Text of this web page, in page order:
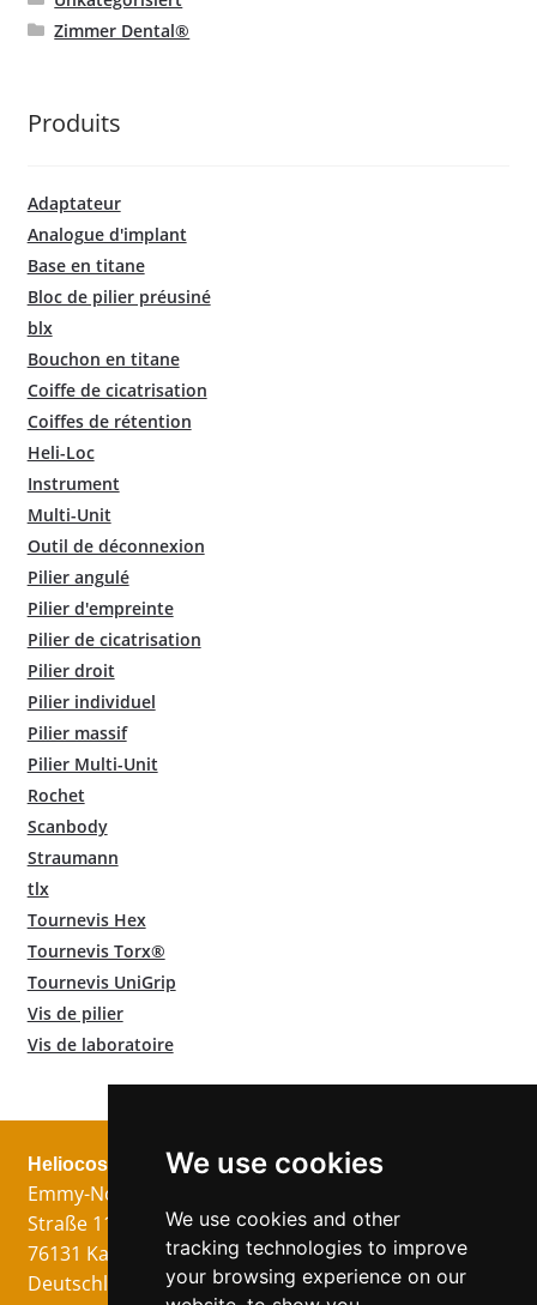
We use cookies
We use cookies and other
tracking technologies to improve
your browsing experience on our
Zimmer Dental®
Produits
Adaptateur
Analogue d'implant
Base en titane
Bloc de pilier préusiné
blx
Bouchon en titane
Coiffe de cicatrisation
Coiffes de rétention
Heli-Loc
Instrument
Multi-Unit
Outil de déconnexion
Pilier angulé
Pilier d'empreinte
Pilier de cicatrisation
Pilier droit
Pilier individuel
Pilier massif
Pilier Multi-Unit
Rochet
Scanbody
Straumann
tlx
Tournevis Hex
Tournevis Torx®
Tournevis UniGrip
Vis de pilier
Vis de laboratoire
Heliocos GmbH
Emmy-Noether-
Straße 11
76131 Karlsruhe
Deutschland
Mentions légales
Protection des
données
CG
Suivez nous!